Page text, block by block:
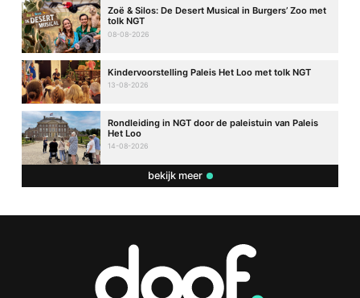
Zoë & Silos: De Desert Musical in Burgers’ Zoo met
tolk NGT
08-08-2026
Kindervoorstelling Paleis Het Loo met tolk NGT
13-08-2026
Rondleiding in NGT door de paleistuin van Paleis
Het Loo
14-08-2026
bekijk meer